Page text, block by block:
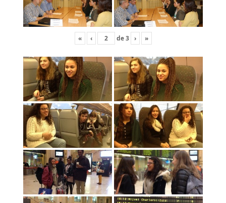
« ‹ de3 › »